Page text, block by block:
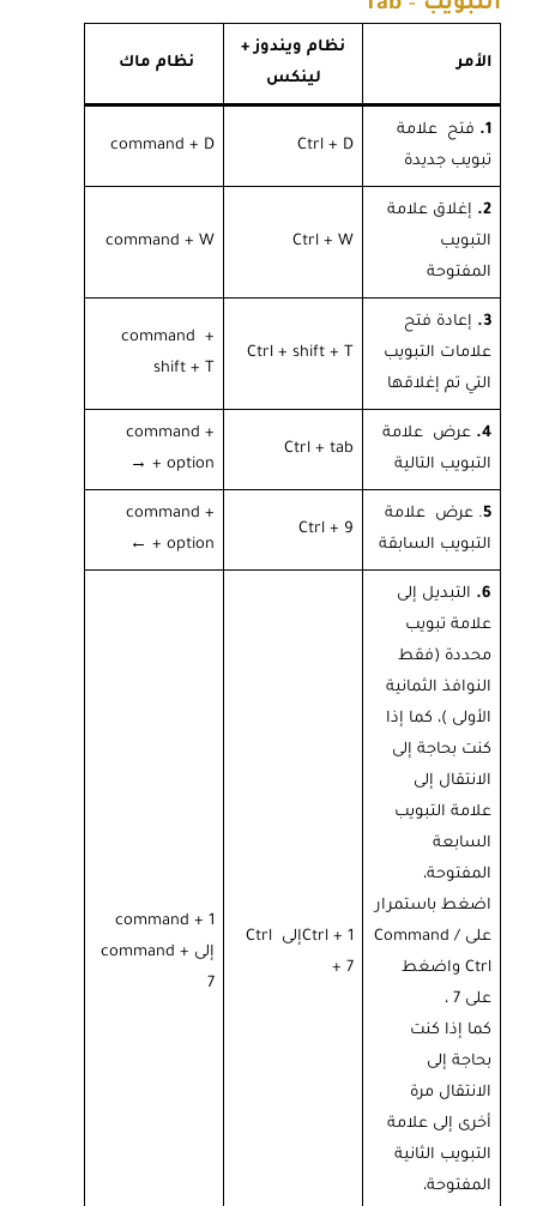
التبويب –
Tab
الأمر
نظام ويندوز +
لينكس
نظام ماك
1.
فتح علامة
تبويب جديدة
Ctrl + D
command + D
2.
إغلاق علامة
التبويب
المفتوحة
Ctrl + W
command + W
3.
إعادة فتح
علامات التبويب
التي تم إغلاقها
Ctrl + shift + T
command +
shift + T
4.
عرض علامة
التبويب التالية
Ctrl + tab
command +
option +
→
5. عرض علامة
التبويب السابقة
Ctrl + 9
command +
option +
←
6.
التبديل إلى
علامة تبويب
محددة (فقط
النوافذ الثمانية
الأولى )، كما إذا
كنت بحاجة إلى
الانتقال إلى
علامة التبويب
السابعة
المفتوحة،
اضغط باستمرار
على Command /
Ctrl واضغط
على 7 ،
كما إذا كنت
بحاجة إلى
الانتقال مرة
أخرى إلى علامة
التبويب الثانية
المفتوحة،
Ctrl + 1إلى Ctrl
+ 7
command + 1
إلى command +
7